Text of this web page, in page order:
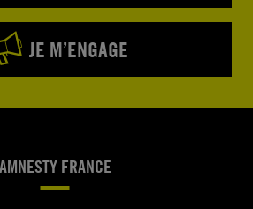
JE M’ENGAGE
AMNESTY FRANCE